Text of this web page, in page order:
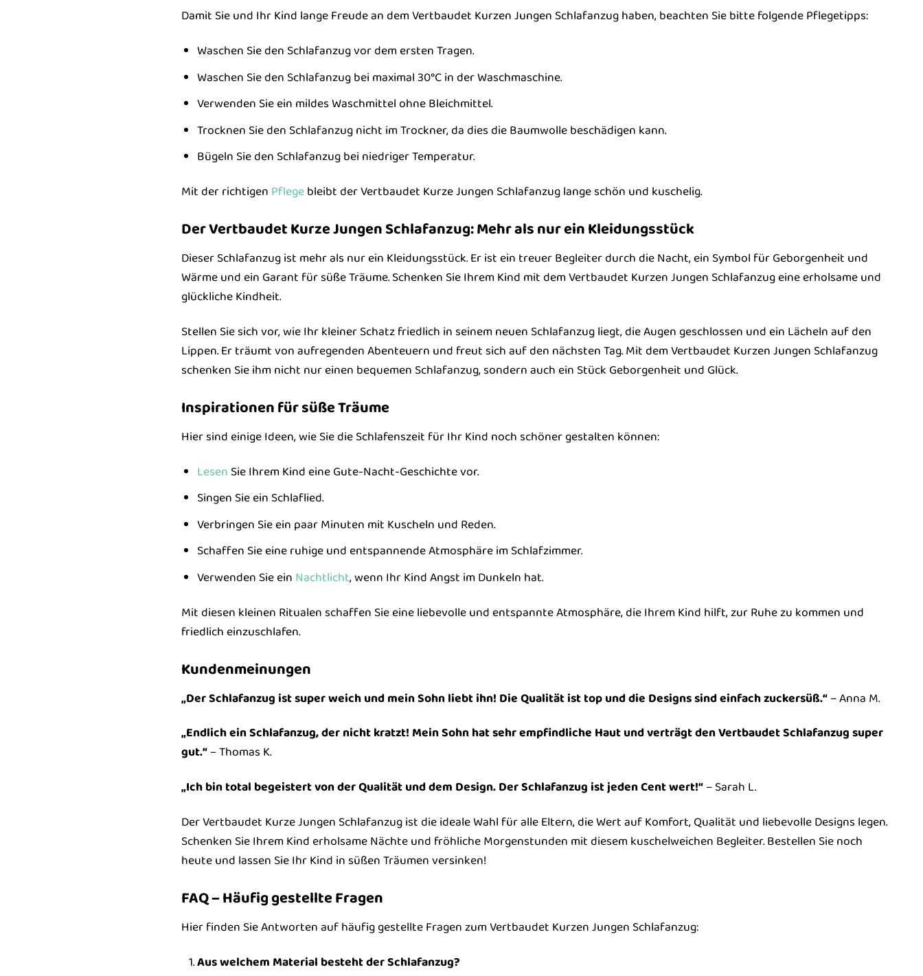
Damit Sie und Ihr Kind lange Freude an dem Vertbaudet Kurzen Jungen Schlafanzug haben, beachten Sie bitte folgende Pflegetipps:
Waschen Sie den Schlafanzug vor dem ersten Tragen.
Waschen Sie den Schlafanzug bei maximal 30°C in der Waschmaschine.
Verwenden Sie ein mildes Waschmittel ohne Bleichmittel.
Trocknen Sie den Schlafanzug nicht im Trockner, da dies die Baumwolle beschädigen kann.
Bügeln Sie den Schlafanzug bei niedriger Temperatur.
Mit der richtigen Pflegebleibt der Vertbaudet Kurze Jungen Schlafanzug lange schön und kuschelig.
Der Vertbaudet Kurze Jungen Schlafanzug: Mehr als nur ein Kleidungsstück
Dieser Schlafanzug ist mehr als nur ein Kleidungsstück. Er ist ein treuer Begleiter durch die Nacht, ein Symbol für Geborgenheit und
Wärme und ein Garant für süße Träume. Schenken Sie Ihrem Kind mit dem Vertbaudet Kurzen Jungen Schlafanzug eine erholsame und
glückliche Kindheit.
Stellen Sie sich vor, wie Ihr kleiner Schatz friedlich in seinem neuen Schlafanzug liegt, die Augen geschlossen und ein Lächeln auf den
Lippen. Er träumt von aufregenden Abenteuern und freut sich auf den nächsten Tag. Mit dem Vertbaudet Kurzen Jungen Schlafanzug
schenken Sie ihm nicht nur einen bequemen Schlafanzug, sondern auch ein Stück Geborgenheit und Glück.
Inspirationen für süße Träume
Hier sind einige Ideen, wie Sie die Schlafenszeit für Ihr Kind noch schöner gestalten können:
Lesen Sie Ihrem Kind eine Gute-Nacht-Geschichte vor.
Singen Sie ein Schlaflied.
Verbringen Sie ein paar Minuten mit Kuscheln und Reden.
Schaffen Sie eine ruhige und entspannende Atmosphäre im Schlafzimmer.
Verwenden Sie ein Nachtlicht, wenn Ihr Kind Angst im Dunkeln hat.
Mit diesen kleinen Ritualen schaffen Sie eine liebevolle und entspannte Atmosphäre, die Ihrem Kind hilft, zur Ruhe zu kommen und
friedlich einzuschlafen.
Kundenmeinungen
„Der Schlafanzug ist super weich und mein Sohn liebt ihn! Die Qualität ist top und die Designs sind einfach zuckersüß.“– Anna M.
„Endlich ein Schlafanzug, der nicht kratzt! Mein Sohn hat sehr empfindliche Haut und verträgt den Vertbaudet Schlafanzug super
gut.“– Thomas K.
„Ich bin total begeistert von der Qualität und dem Design. Der Schlafanzug ist jeden Cent wert!“– Sarah L.
Der Vertbaudet Kurze Jungen Schlafanzug ist die ideale Wahl für alle Eltern, die Wert auf Komfort, Qualität und liebevolle Designs legen.
Schenken Sie Ihrem Kind erholsame Nächte und fröhliche Morgenstunden mit diesem kuschelweichen Begleiter. Bestellen Sie noch
heute und lassen Sie Ihr Kind in süßen Träumen versinken!
FAQ – Häufig gestellte Fragen
Hier finden Sie Antworten auf häufig gestellte Fragen zum Vertbaudet Kurzen Jungen Schlafanzug:
Aus welchem Material besteht der Schlafanzug?